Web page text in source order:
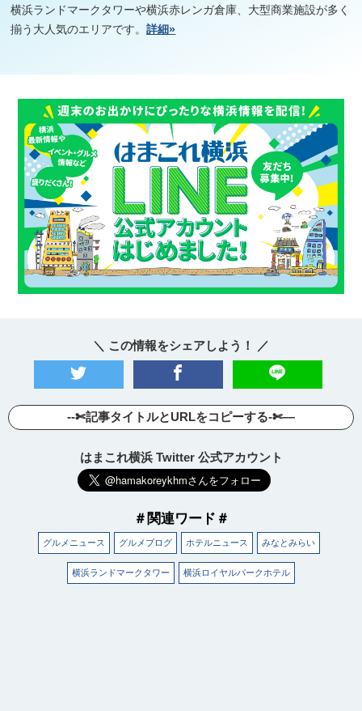
横浜ランドマークタワーや横浜赤レンガ倉庫、大型商業施設が多く
揃う大人気のエリアです。詳細»
＼ この情報をシェアしよう！ ／
--✄記事タイトルとURLをコピーする-✄—
はまこれ横浜 Twitter 公式アカウント
＃関連ワード＃
グルメニュース グルメブログ ホテルニュース みなとみらい
横浜ランドマークタワー 横浜ロイヤルパークホテル